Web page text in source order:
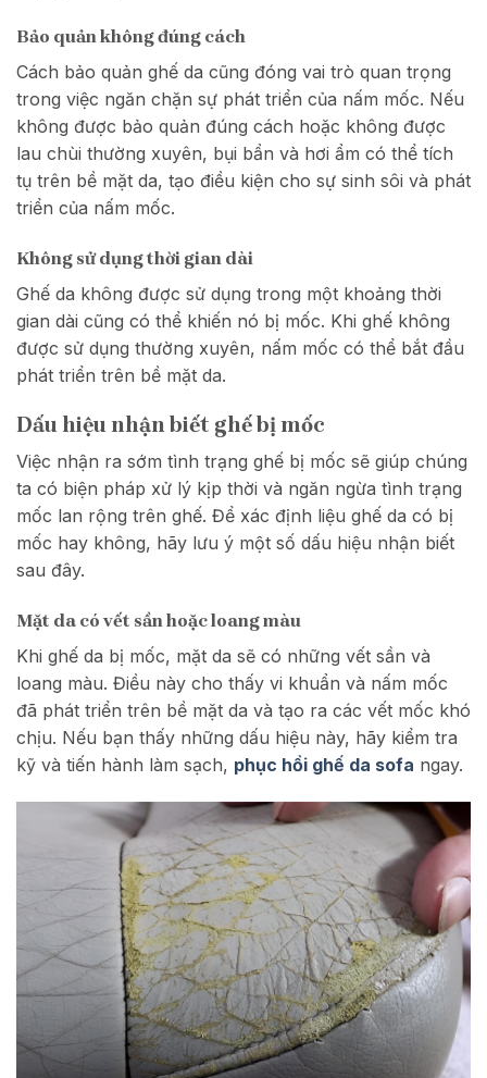
Bảo quản không đúng cách
Cách bảo quản ghế da cũng đóng vai trò quan trọng
trong việc ngăn chặn sự phát triển của nấm mốc. Nếu
không được bảo quản đúng cách hoặc không được
lau chùi thường xuyên, bụi bẩn và hơi ẩm có thể tích
tụ trên bề mặt da, tạo điều kiện cho sự sinh sôi và phát
triển của nấm mốc.
Không sử dụng thời gian dài
Ghế da không được sử dụng trong một khoảng thời
gian dài cũng có thể khiến nó bị mốc. Khi ghế không
được sử dụng thường xuyên, nấm mốc có thể bắt đầu
phát triển trên bề mặt da.
Dấu hiệu nhận biết ghế bị mốc
Việc nhận ra sớm tình trạng ghế bị mốc sẽ giúp chúng
ta có biện pháp xử lý kịp thời và ngăn ngừa tình trạng
mốc lan rộng trên ghế. Để xác định liệu ghế da có bị
mốc hay không, hãy lưu ý một số dấu hiệu nhận biết
sau đây.
Mặt da có vết sần hoặc loang màu
Khi ghế da bị mốc, mặt da sẽ có những vết sần và
loang màu. Điều này cho thấy vi khuẩn và nấm mốc
đã phát triển trên bề mặt da và tạo ra các vết mốc khó
chịu. Nếu bạn thấy những dấu hiệu này, hãy kiểm tra
kỹ và tiến hành làm sạch, phục hồi ghế da sofa ngay.